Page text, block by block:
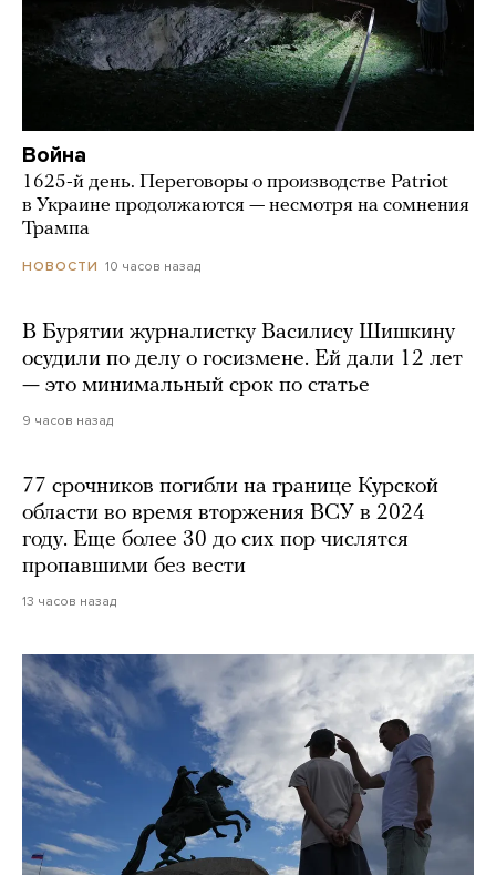
Война
1625-й день. Переговоры о производстве Patriot
в Украине продолжаются — несмотря на сомнения
Трампа
НОВОСТИ 10 часов назад
В Бурятии журналистку Василису Шишкину
осудили по делу о госизмене. Ей дали 12 лет
— это минимальный срок по статье
9 часов назад
77 срочников погибли на границе Курской
области во время вторжения ВСУ в 2024
году. Еще более 30 до сих пор числятся
пропавшими без вести
13 часов назад